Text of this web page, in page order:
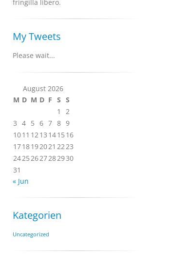
fringilla libero.
My Tweets
Please wait...
August 2026
M D M D F S S
1
2
3 4 5 6 7 8 9
1011 1213 1415 16
1718192021 2223
24252627282930
31
« Jun
Kategorien
Uncategorized